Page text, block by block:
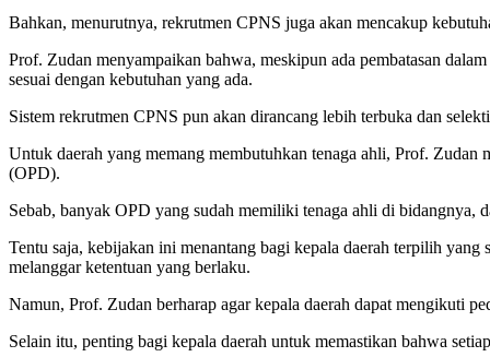
Bahkan, menurutnya, rekrutmen CPNS juga akan mencakup
Prof. Zudan menyampaikan bahwa, meskipun ada pembatasan
sesuai dengan kebutuhan yang ada.
Sistem rekrutmen CPNS pun akan dirancang lebih terbuka dan
Untuk daerah yang memang membutuhkan tenaga ahli, Prof. Zudan
(OPD).
Sebab, banyak OPD yang sudah memiliki tenaga ahli di bidangnya,
Tentu saja, kebijakan ini menantang bagi kepala daerah terpilih
melanggar ketentuan yang berlaku.
Namun, Prof. Zudan berharap agar kepala daerah dapat mengikuti
Selain itu, penting bagi kepala daerah untuk memastikan bahwa